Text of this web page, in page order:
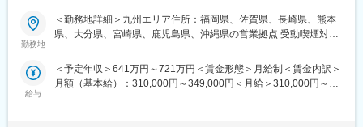
変更の範囲：会社の定める業務
・取引先は法人特化であり、ソリューション提供の専門性をより
高めることができます。
営業でご活躍いただいた後にスタートアップ営業室や投資開発事
業室などのバックオフィスポジションへのキャリアも形成できま
中途入社が7割を占め、保険以外の金融業界や不動産・自動車な
る環境・実績があります
勤務地
＜勤務地詳細＞九州エリア住所：福岡県、佐賀県、長崎県、熊本
県、大分県、宮崎県、鹿児島県、沖縄県の営業拠点 受動喫煙対
ーク含む）
給与
＜予定年収＞641万円～721万円＜賃金形態＞月給制＜賃金内訳＞
月額（基本給）：310,000円～349,000円＜月給＞310,000円～